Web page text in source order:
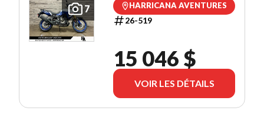
7 HARRICANA AVENTURES
26-519
15 046 $
VOIR LES DÉTAILS